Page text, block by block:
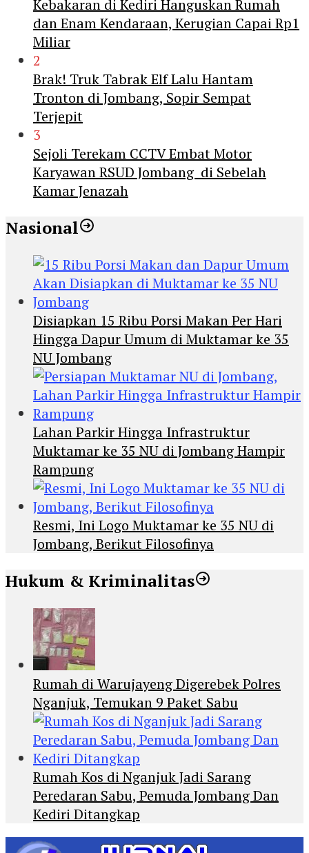
Kebakaran di Kediri Hanguskan Rumah
dan Enam Kendaraan, Kerugian Capai Rp1
Miliar
2
Brak! Truk Tabrak Elf Lalu Hantam
Tronton di Jombang, Sopir Sempat
Terjepit
3
Sejoli Terekam CCTV Embat Motor
Karyawan RSUD Jombang di Sebelah
Kamar Jenazah
Nasional
Disiapkan 15 Ribu Porsi Makan Per Hari
Hingga Dapur Umum di Muktamar ke 35
NU Jombang
Lahan Parkir Hingga Infrastruktur
Muktamar ke 35 NU di Jombang Hampir
Rampung
Resmi, Ini Logo Muktamar ke 35 NU di
Jombang, Berikut Filosofinya
Hukum & Kriminalitas
Rumah di Warujayeng Digerebek Polres
Nganjuk, Temukan 9 Paket Sabu
Rumah Kos di Nganjuk Jadi Sarang
Peredaran Sabu, Pemuda Jombang Dan
Kediri Ditangkap